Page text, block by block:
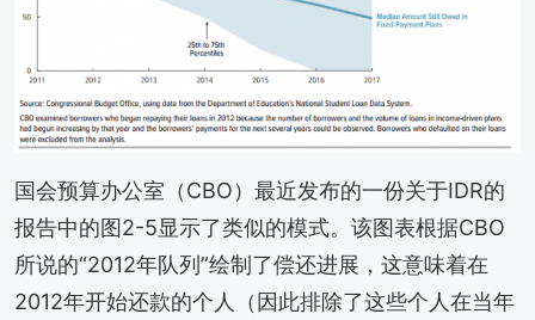
国会预算办公室（CBO）最近发布的一份关于IDR的
报告中的图2-5显示了类似的模式。该图表根据CBO
所说的“2012年队列”绘制了偿还进展，这意味着在
2012年开始还款的个人（因此排除了这些个人在当年